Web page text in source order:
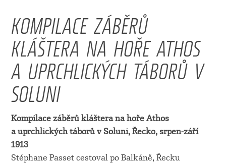
KOMPILACE ZÁBĚRŮ
KLÁŠTERA NA HOŘE ATHOS
A UPRCHLICKÝCH TÁBORŮ V
SOLUNI
Kompilace záběrů kláštera na hoře Athos
a uprchlických táborů v Soluni, Řecko, srpen-září
1913
Stéphane Passet cestoval po Balkáně, Řecku